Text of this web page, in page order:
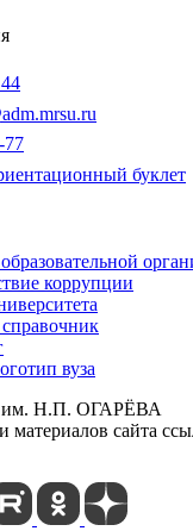
77
буклет
коррупции
вуза
им. Н.П. ОГАРЁВА
материалов сайта